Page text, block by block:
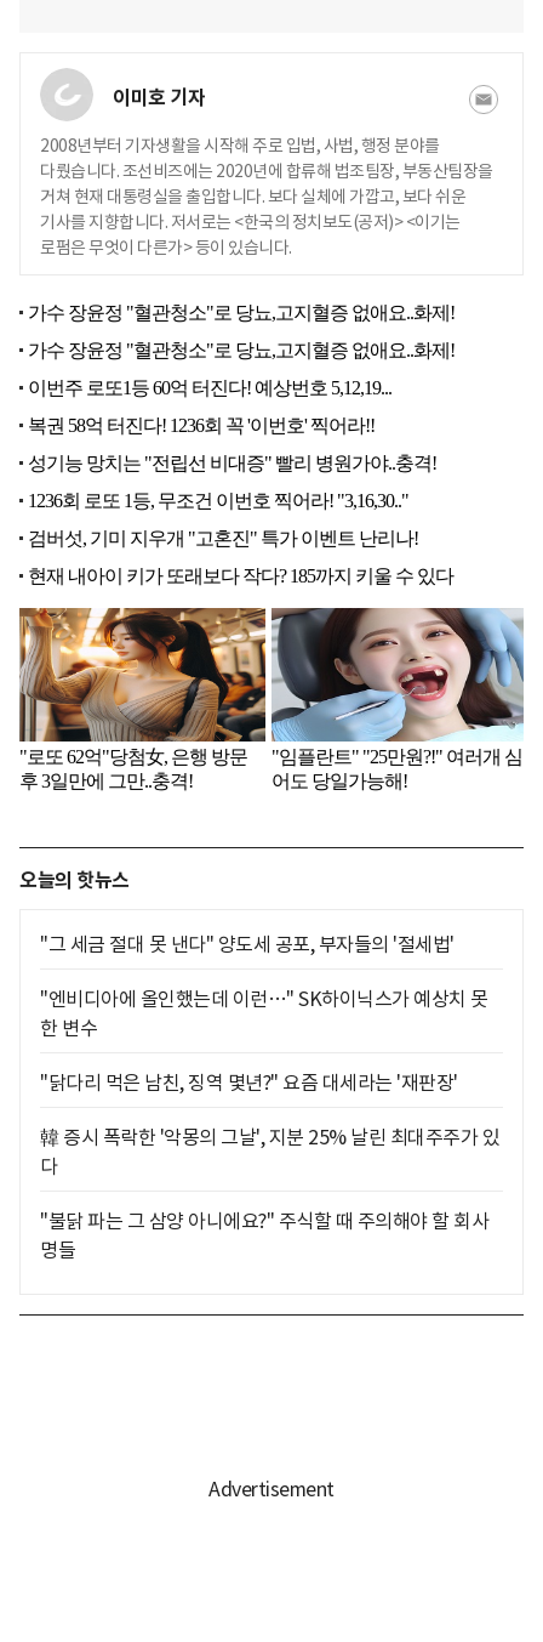
이미호 기자
2008년부터 기자생활을 시작해 주로 입법, 사법, 행정 분야를
다뤘습니다. 조선비즈에는 2020년에 합류해 법조팀장, 부동산팀장을
거쳐 현재 대통령실을 출입합니다. 보다 실체에 가깝고, 보다 쉬운
기사를 지향합니다. 저서로는 <한국의 정치보도(공저)> <이기는
로펌은 무엇이 다른가> 등이 있습니다.
오늘의 핫뉴스
"그 세금 절대 못 낸다" 양도세 공포, 부자들의 '절세법'
"엔비디아에 올인했는데 이런…" SK하이닉스가 예상치 못
한 변수
"닭다리 먹은 남친, 징역 몇년?" 요즘 대세라는 '재판장'
韓 증시 폭락한 '악몽의 그날', 지분 25% 날린 최대주주가 있
다
"불닭 파는 그 삼양 아니에요?" 주식할 때 주의해야 할 회사
명들